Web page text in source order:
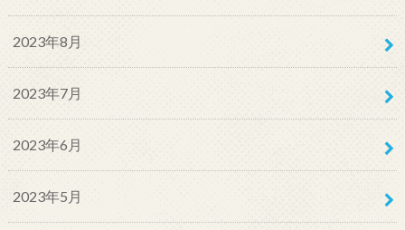
2023年8月
2023年7月
2023年6月
2023年5月